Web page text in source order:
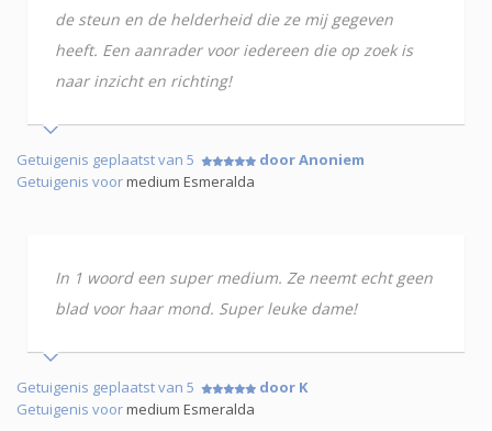
de steun en de helderheid die ze mij gegeven
heeft. Een aanrader voor iedereen die op zoek is
naar inzicht en richting!
Getuigenis geplaatst van 5
door Anoniem
Getuigenis voormedium Esmeralda
In 1 woord een super medium. Ze neemt echt geen
blad voor haar mond. Super leuke dame!
Getuigenis geplaatst van 5
door K
Getuigenis voormedium Esmeralda